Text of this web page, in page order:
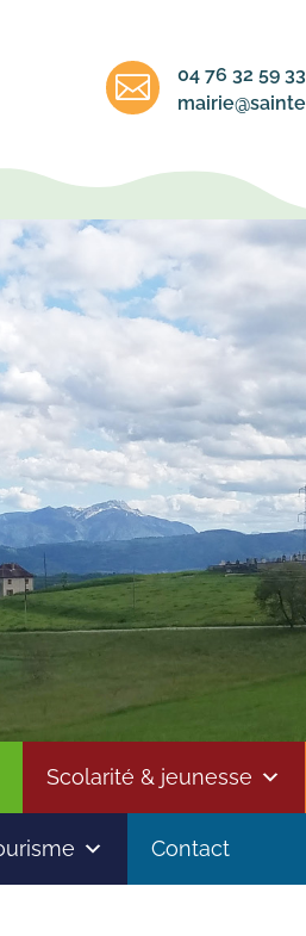

04 76 32 59 33
Scolarité & jeunesse
Contact